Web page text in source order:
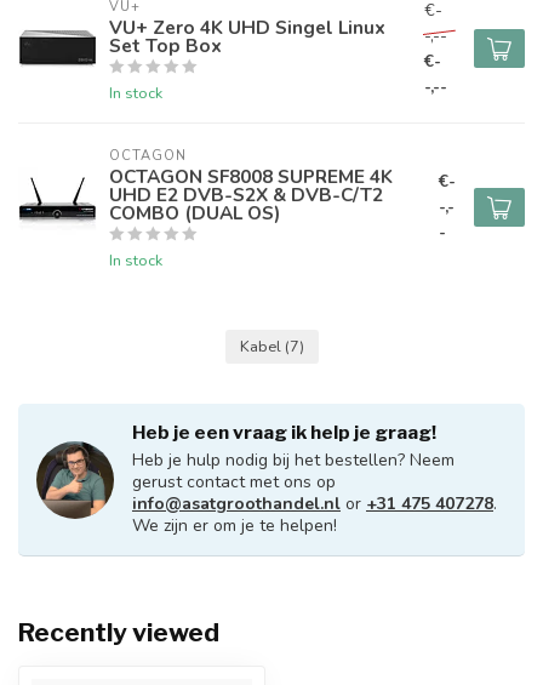
VU+
VU+ Zero 4K UHD Singel Linux
Set Top Box
In stock
€-
-,--
€-
-,--
OCTAGON
OCTAGON SF8008 SUPREME 4K
UHD E2 DVB-S2X & DVB-C/T2
COMBO (DUAL OS)
In stock
€-
-,-
-
Kabel (7)
Heb je een vraag ik help je graag!
Heb je hulp nodig bij het bestellen? Neem
gerust contact met ons op
info@asatgroothandel.nl or +31 475 407278.
We zijn er om je te helpen!
Recently viewed